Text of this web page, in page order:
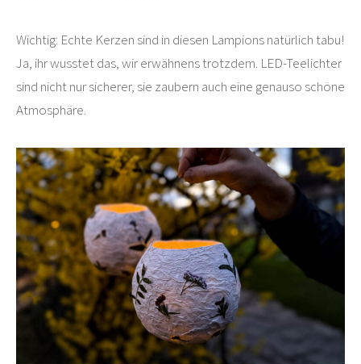
Wichtig: Echte Kerzen sind in diesen Lampions natürlich tabu!
Ja, ihr wusstet das, wir erwähnens trotzdem. LED-Teelichter
sind nicht nur sicherer, sie zaubern auch eine genauso schöne
Atmosphäre.